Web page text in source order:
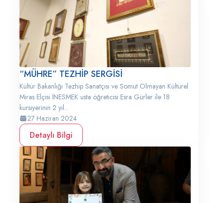
“MÜHRE” TEZHİP SERGİSİ
Kültür Bakanlığı Tezhip Sanatçısı ve Somut Olmayan Kültürel
Miras Elçisi İNESMEK usta öğreticisi Esra Gürler ile 18
kursiyerinin 2 yıl...
27 Haziran 2024
Detaylı Bilgi